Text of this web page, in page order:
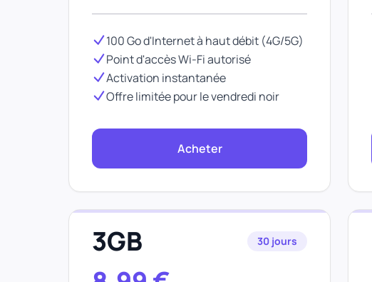
100 Go d'Internet à haut débit (4G/5G)
Point d'accès Wi-Fi autorisé
Activation instantanée
Offre limitée pour le vendredi noir
Acheter
3GB 30 jours